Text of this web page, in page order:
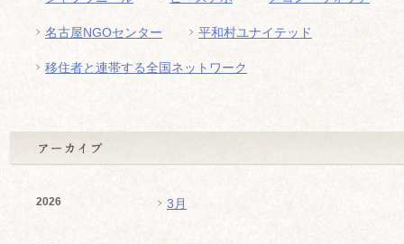
名古屋NGOセンター 平和村ユナイテッド
移住者と連帯する全国ネットワーク
2026 3月